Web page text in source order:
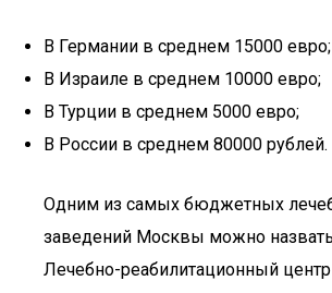
В Германии в среднем 15000 евро;
В Израиле в среднем 10000 евро;
В Турции в среднем 5000 евро;
В России в среднем 80000 рублей.
Одним из самых бюджетных
заведений Москвы можно
Лечебно-реабилитационный